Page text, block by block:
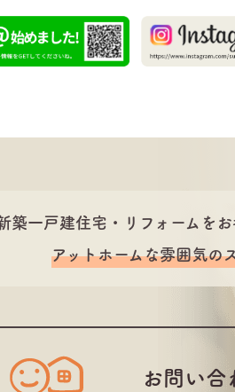
築一戸建住宅・リフォームを
アットホームな雰囲気の
お問い合